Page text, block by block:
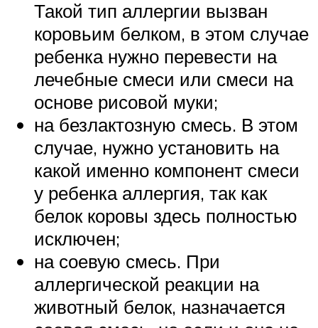
Такой тип аллергии вызван
коровьим белком, в этом случае
ребенка нужно перевести на
лечебные смеси или смеси на
основе рисовой муки;
на безлактозную смесь. В этом
случае, нужно установить на
какой именно компонент смеси
у ребенка аллергия, так как
белок коровы здесь полностью
исключен;
на соевую смесь. При
аллергической реакции на
животный белок, назначается